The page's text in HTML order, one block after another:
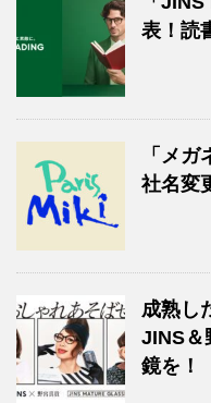
表！読
「メ
社名変
成熟し
JINS＆
鏡を！